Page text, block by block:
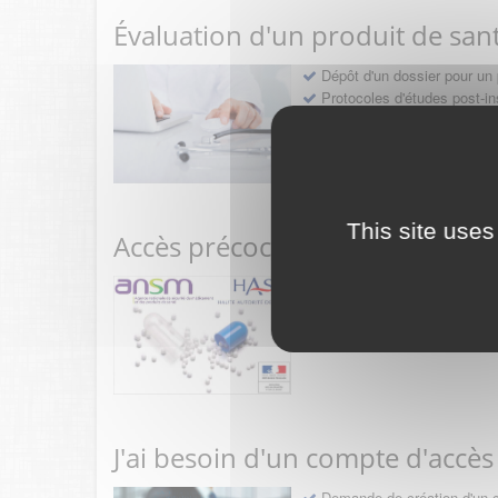
This site
Évaluation d'un produit de
Dépôt d'un dossier pour
Protocoles d'études post-
Accès précoce médicaments
Sollicitation RDV pré-
Déposer une demande
J'ai besoin d'un compte d'accès